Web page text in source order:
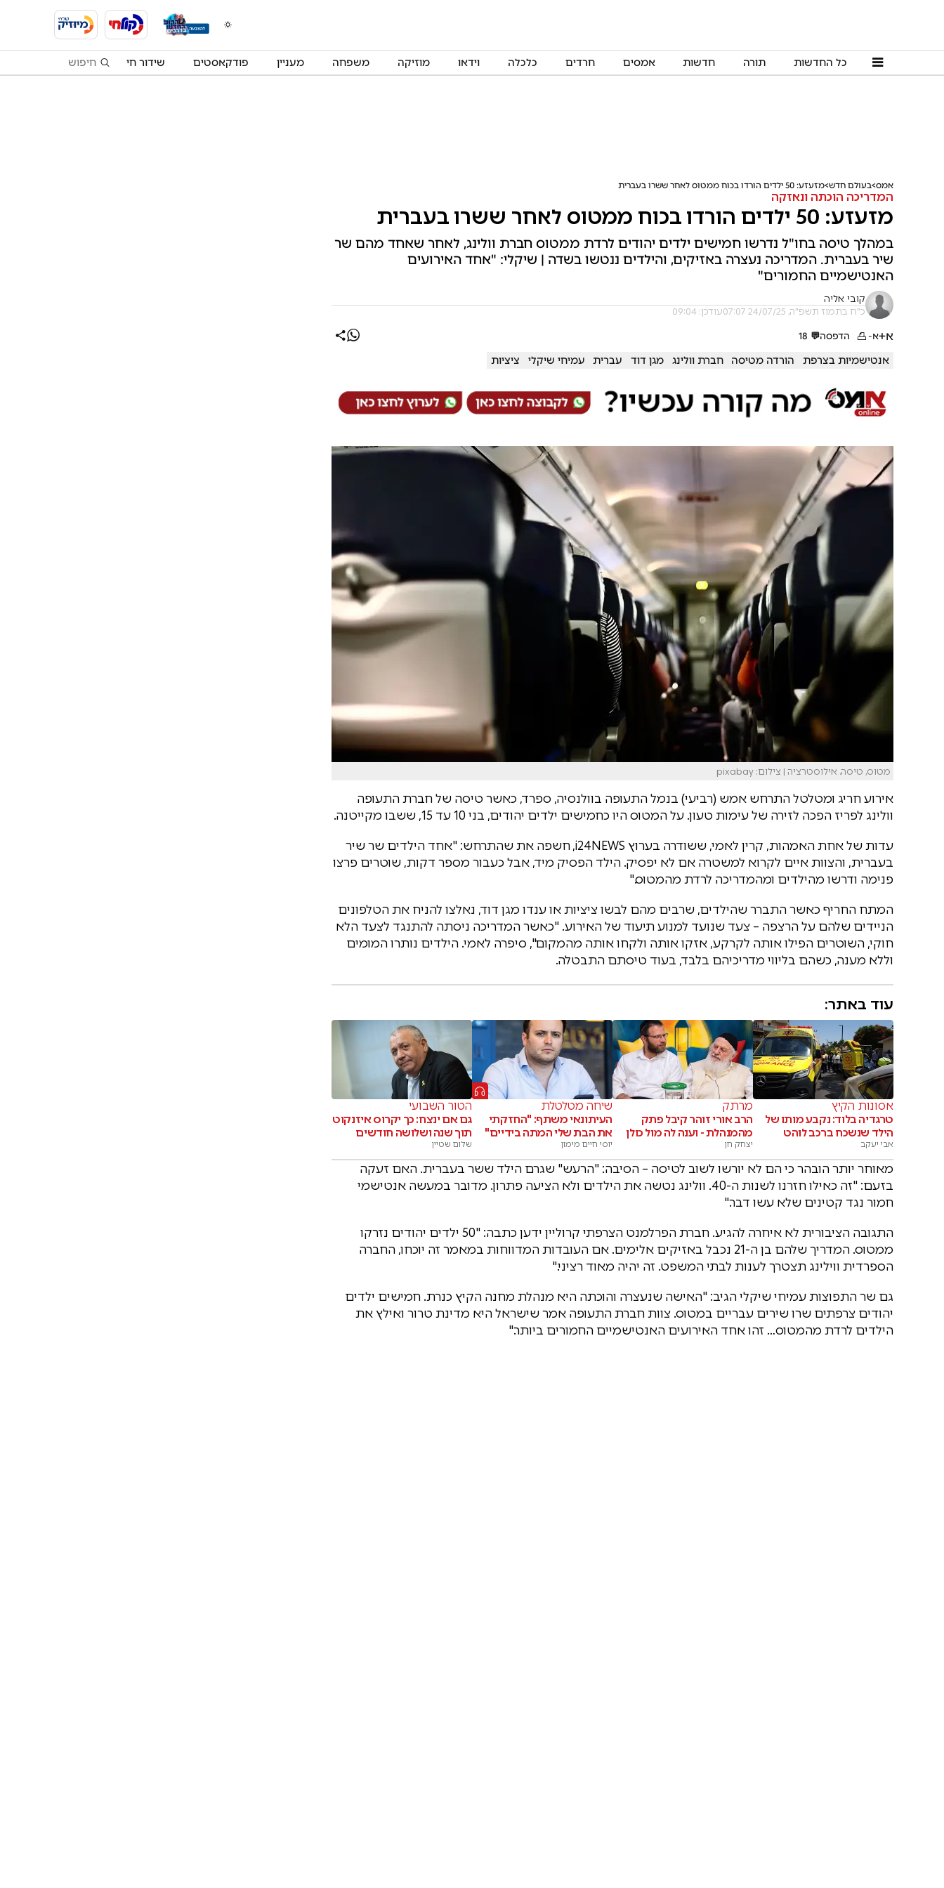
כל החדשות תורה חדשות אמסים חרדים כלכלה וידאו מוזיקה משפחה מעניין פודקאסטים שידור חי
אמס בעולם חדש מזעזע: 50 ילדים הורדו בכוח ממטוס לאחר ששרו בעברית
המדריכה הוכתה ונאזקה
מזעזע: 50 ילדים הורדו בכוח ממטוס לאחר ששרו בעברית
במהלך טיסה בחו"ל נדרשו חמישים ילדים יהודים לרדת ממטוס חברת וולינג, לאחר שאחד מהם שר
שיר בעברית. המדריכה נעצרה באזיקים, והילדים ננטשו בשדה | שיקלי: "אחד האירועים
האנטישמיים החמורים"
קובי אליה
כ"ח בתמוז תשפ"ה, 24/07/25 07:07 עודכן: 09:04
א+א- הדפסה💬
18
אנטישמיות בצרפת הורדה מטיסה חברת וולינג מגן דוד עברית עמיחי שיקלי ציציות
מטוס, טיסה. אילוסטרציה | צילום: pixabay
אירוע חריג ומטלטל התרחש אמש (רביעי) בנמל התעופה בוולנסיה, ספרד, כאשר טיסה של חברת התעופה
וולינג לפריז הפכה לזירה של עימות טעון. על המטוס היו כחמישים ילדים יהודים, בני 10 עד 15, ששבו מקייטנה.
עדות של אחת האמהות, קרין לאמי, ששודרה בערוץ i24NEWS, חשפה את שהתרחש: "אחד הילדים שר שיר
בעברית, והצוות איים לקרוא למשטרה אם לא יפסיק. הילד הפסיק מיד, אבל כעבור מספר דקות, שוטרים פרצו
פנימה ודרשו מהילדים ומהמדריכה לרדת מהמטוס."
המתח החריף כאשר התברר שהילדים, שרבים מהם לבשו ציציות או ענדו מגן דוד, נאלצו להניח את הטלפונים
הניידים שלהם על הרצפה – צעד שנועד למנוע תיעוד של האירוע. "כאשר המדריכה ניסתה להתנגד לצעד הלא
חוקי, השוטרים הפילו אותה לקרקע, אזקו אותה ולקחו אותה מהמקום", סיפרה לאמי. הילדים נותרו המומים
וללא מענה, כשהם בליווי מדריכיהם בלבד, בעוד טיסתם התבטלה.
עוד באתר:
אסונות הקיץ
טרגדיה בלוד: נקבע מותו של
הילד שנשכח ברכב לוהט
אבי יעקב
מרתק
הרב אורי זוהר קיבל פתק
מהמנהלת - וענה לה מול כולן
יצחק חן
שיחה מטלטלת
העיתונאי משתף: "החזקתי
את הבת שלי המתה בידיים"
יוסי חיים מימון
הטור השבועי
גם אם ינצח: כך יקרוס איזנקוט
תוך שנה ושלושה חודשים
שלום שטיין
מאוחר יותר הובהר כי הם לא יורשו לשוב לטיסה – הסיבה: "הרעש" שגרם הילד ששר בעברית. האם זעקה
בזעם: "זה כאילו חזרנו לשנות ה-40. וולינג נטשה את הילדים ולא הציעה פתרון. מדובר במעשה אנטישמי
חמור נגד קטינים שלא עשו דבר."
התגובה הציבורית לא איחרה להגיע. חברת הפרלמנט הצרפתי קרוליין ידען כתבה: "50 ילדים יהודים נזרקו
ממטוס. המדריך שלהם בן ה-21 נכבל באזיקים אלימים. אם העובדות המדווחות במאמר זה יוכחו, החברה
הספרדית ווילינג תצטרך לענות לבתי המשפט. זה יהיה מאוד רציני."
גם שר התפוצות עמיחי שיקלי הגיב: "האישה שנעצרה והוכתה היא מנהלת מחנה הקיץ כנרת. חמישים ילדים
יהודים צרפתים שרו שירים עבריים במטוס. צוות חברת התעופה אמר שישראל היא מדינת טרור ואילץ את
הילדים לרדת מהמטוס… זהו אחד האירועים האנטישמיים החמורים ביותר."